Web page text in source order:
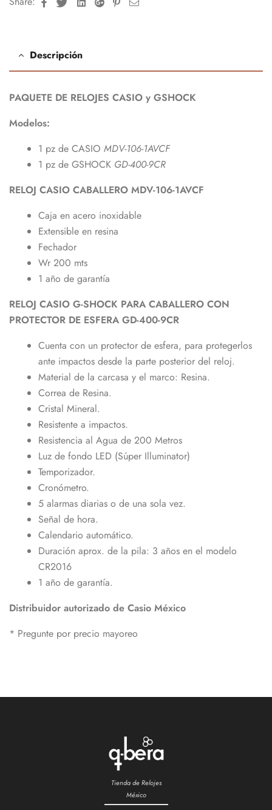
Descripción
PAQUETE DE RELOJES CASIO y GSHOCK
Modelos:
1 pz de CASIO MDV-106-1AVCF
1 pz de GSHOCK GD-400-9CR
RELOJ CASIO CABALLERO MDV-106-1AVCF
Caja en acero inoxidable
Extensible en resina
Fechador
Wr 200 mts
1 año de garantía
RELOJ CASIO G-SHOCK PARA CABALLERO CON
PROTECTOR DE ESFERA GD-400-9CR
Cuenta con un protector de esfera, para protegerlos
ante impactos desde la parte posterior del reloj.
Material de la carcasa y el marco: Resina.
Correa de Resina.
Cristal Mineral.
Resistente a impactos.
Resistencia al Agua de 200 Metros
Luz de fondo LED (Súper Illuminator)
Temporizador.
Cronómetro.
5 alarmas diarias o de una sola vez.
Señal de hora.
Calendario automático.
Duración aprox. de la pila: 3 años en el modelo
CR2016
1 año de garantía.
Distribuidor autorizado de Casio México
* Pregunte por precio mayoreo
Tienda de Relojes
México